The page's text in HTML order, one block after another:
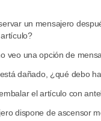
un mensajero
veo una opción de
dañado, ¿qué debo
el artículo con
dispone de ascensor